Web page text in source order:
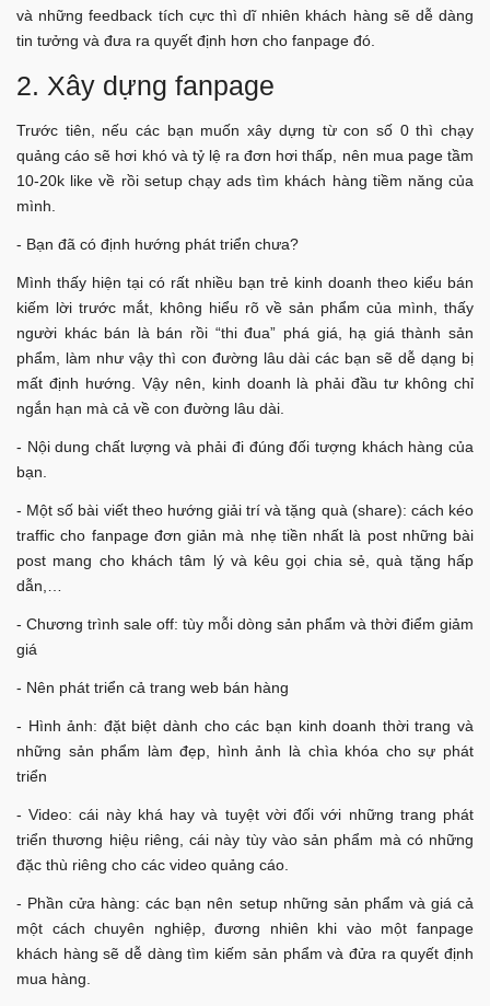
và những feedback tích cực thì dĩ nhiên khách hàng sẽ dễ dàng
tin tưởng và đưa ra quyết định hơn cho fanpage đó.
2. Xây dựng fanpage
Trước tiên, nếu các bạn muốn xây dựng từ con số 0 thì chạy
quảng cáo sẽ hơi khó và tỷ lệ ra đơn hơi thấp, nên mua page tầm
10-20k like về rồi setup chạy ads tìm khách hàng tiềm năng của
mình.
- Bạn đã có định hướng phát triển chưa?
Mình thấy hiện tại có rất nhiều bạn trẻ kinh doanh theo kiểu bán
kiếm lời trước mắt, không hiểu rõ về sản phẩm của mình, thấy
người khác bán là bán rồi “thi đua” phá giá, hạ giá thành sản
phẩm, làm như vậy thì con đường lâu dài các bạn sẽ dễ dạng bị
mất định hướng. Vậy nên, kinh doanh là phải đầu tư không chỉ
ngắn hạn mà cả về con đường lâu dài.
- Nội dung chất lượng và phải đi đúng đối tượng khách hàng của
bạn.
- Một số bài viết theo hướng giải trí và tặng quà (share): cách kéo
traffic cho fanpage đơn giản mà nhẹ tiền nhất là post những bài
post mang cho khách tâm lý và kêu gọi chia sẻ, quà tặng hấp
dẫn,…
- Chương trình sale off: tùy mỗi dòng sản phẩm và thời điểm giảm
giá
- Nên phát triển cả trang web bán hàng
- Hình ảnh: đặt biệt dành cho các bạn kinh doanh thời trang và
những sản phẩm làm đẹp, hình ảnh là chìa khóa cho sự phát
triển
- Video: cái này khá hay và tuyệt vời đối với những trang phát
triển thương hiệu riêng, cái này tùy vào sản phẩm mà có những
đặc thù riêng cho các video quảng cáo.
- Phần cửa hàng: các bạn nên setup những sản phẩm và giá cả
một cách chuyên nghiệp, đương nhiên khi vào một fanpage
khách hàng sẽ dễ dàng tìm kiếm sản phẩm và đửa ra quyết định
mua hàng.